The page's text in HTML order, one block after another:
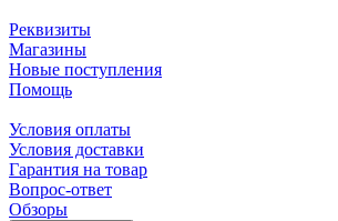
Реквизиты
Магазины
Новые поступления
Помощь
Условия оплаты
Условия доставки
Гарантия на товар
Вопрос-ответ
Обзоры